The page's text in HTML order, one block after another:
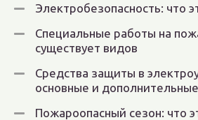
Электробезопасность: что
Специальные работы на
существует видов
Средства защиты в
основные и дополнительные
Пожароопасный сезон: что